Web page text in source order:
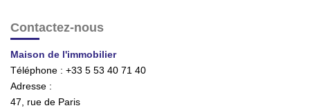
Contactez-nous
Maison de l'immobilier
Téléphone : +33 5 53 40 71 40
Adresse :
47, rue de Paris